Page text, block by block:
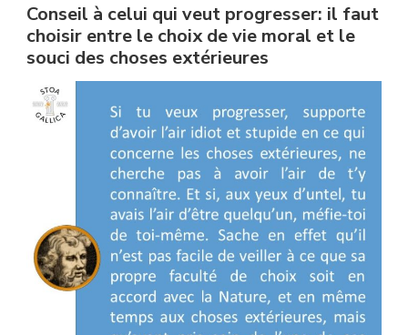
Conseil à celui qui veut progresser: il faut
choisir entre le choix de vie moral et le
souci des choses extérieures